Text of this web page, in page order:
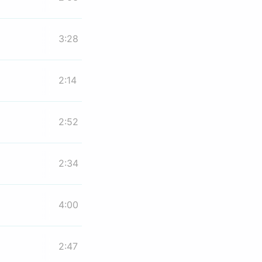
3:28
2:14
2:52
2:34
4:00
2:47